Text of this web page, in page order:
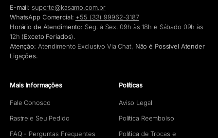
E-mail: suporte@kasamo.com.br
WhatsApp Comercial: +55 (33) 99962-3187
Horário de Atendimento: Seg. à Sex. 09h às 18h e Sábado 09h às
12h (Exceto Feriados).
Atenção: Atendimento Exclusivo Via Chat, Não é Possível Atender
Ligações.
Mais Informações
Fale Conosco
Rastreie Seu Pedido
FAQ - Perguntas Frequentes
Políticas
Aviso Legal
Política Reembolso
Política de Trocas e